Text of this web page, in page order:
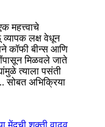
महत्त्वाचे
लक्ष वेधून
कॉफी बीन्स आणि
मिळवले जाते
त्याला पसंती
सोबत अभिक्रिया